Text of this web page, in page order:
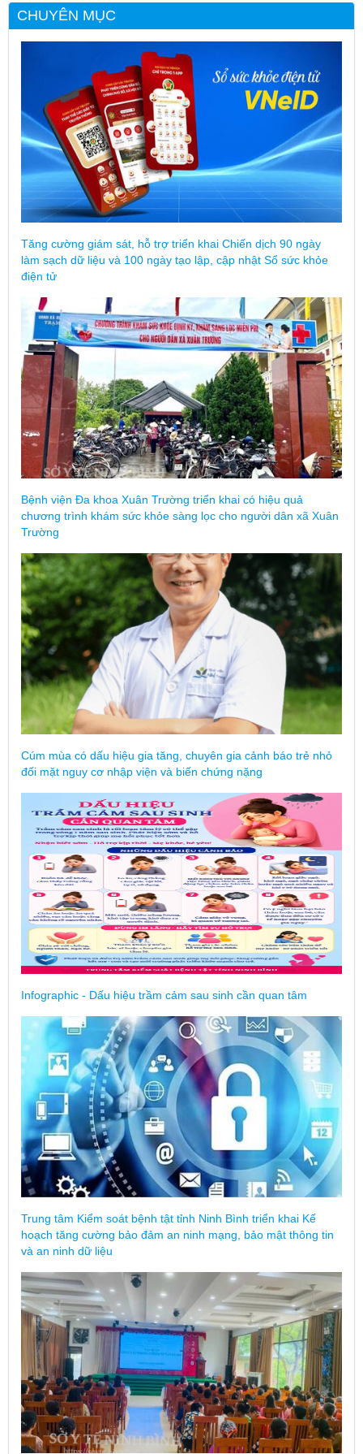
CHUYÊN MỤC
Tăng cường giám sát, hỗ trợ triển khai Chiến dịch 90 ngày
làm sạch dữ liệu và 100 ngày tạo lập, cập nhật Sổ sức khỏe
điện tử
Bệnh viện Đa khoa Xuân Trường triển khai có hiệu quả
chương trình khám sức khỏe sàng lọc cho người dân xã Xuân
Trường
Cúm mùa có dấu hiệu gia tăng, chuyên gia cảnh báo trẻ nhỏ
đối mặt nguy cơ nhập viện và biến chứng nặng
Infographic - Dấu hiệu trầm cảm sau sinh cần quan tâm
Trung tâm Kiểm soát bệnh tật tỉnh Ninh Bình triển khai Kế
hoạch tăng cường bảo đảm an ninh mạng, bảo mật thông tin
và an ninh dữ liệu